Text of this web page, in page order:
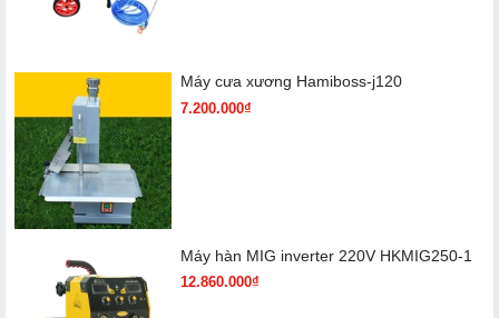
Máy cưa xương Hamiboss-j120
7.200.000₫
Máy hàn MIG inverter 220V HKMIG250-1
12.860.000₫